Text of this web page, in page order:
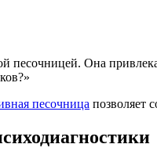
песочницей. Она
песочница позволяет